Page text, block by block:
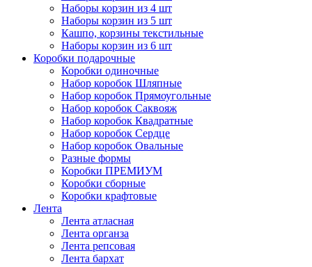
Наборы корзин из 4 шт
Наборы корзин из 5 шт
Кашпо, корзины текстильные
Наборы корзин из 6 шт
Коробки подарочные
Коробки одиночные
Набор коробок Шляпные
Набор коробок Прямоугольные
Набор коробок Саквояж
Набор коробок Квадратные
Набор коробок Сердце
Набор коробок Овальные
Разные формы
Коробки ПРЕМИУМ
Коробки сборные
Коробки крафтовые
Лента
Лента атласная
Лента органза
Лента репсовая
Лента бархат